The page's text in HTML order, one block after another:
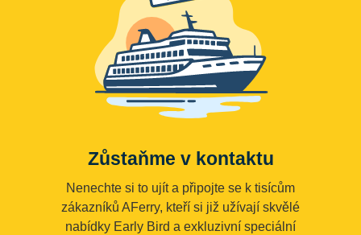
Zůstaňme v kontaktu
Nenechte si to ujít a připojte se k tisícům
zákazníků AFerry, kteří si již užívají skvělé
nabídky Early Bird a exkluzivní speciální